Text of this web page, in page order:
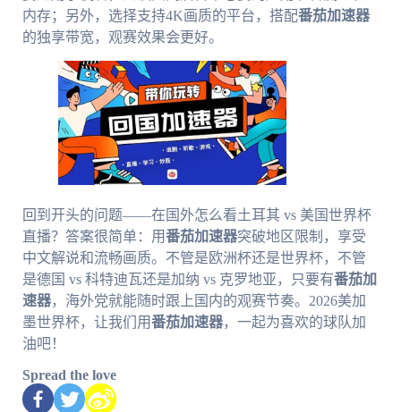
内存；另外，选择支持4K画质的平台，搭配番茄加速器
的独享带宽，观赛效果会更好。
回到开头的问题——在国外怎么看土耳其 vs 美国世界杯
直播？答案很简单：用番茄加速器突破地区限制，享受
中文解说和流畅画质。不管是欧洲杯还是世界杯，不管
是德国 vs 科特迪瓦还是加纳 vs 克罗地亚，只要有番茄加
速器，海外党就能随时跟上国内的观赛节奏。2026美加
墨世界杯，让我们用番茄加速器，一起为喜欢的球队加
油吧！
Spread the love